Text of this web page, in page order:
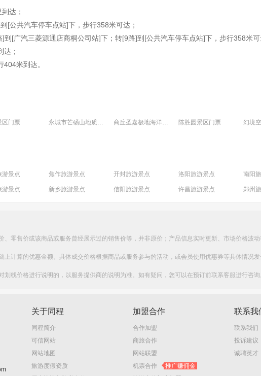
达；
[公共汽车停车点站]下，步行358米可达；
[广汽三菱源通店商桐公司站]下；转[9路]到[公共汽车停车点站]下，步行358米可
；
米到达。
区门票 永城市芒砀山地质公园门票 商丘圣嘉极地海洋世界门票 陈胜园景区门票
游景点 焦作旅游景点 开封旅游景点 洛阳旅游景点 南阳
游景点 新乡旅游景点 信阳旅游景点 许昌旅游景点 郑州
、零售价或该商品或服务曾经展示过的销售价等，并非原价；产品信息实时更新、市场价格波
计算的优惠金额。具体成交价格根据商品或服务参与的活动，或会员使用优惠券等具体情况
线价格进行说明的，以服务提供商的说明为准。如有疑问，您可以在预订前联系客服进行咨询
关于同程
同程简介
可信网站
网站地图
旅游度假资质
加盟合作
合作加盟
商旅合作
网站联盟
机票合作
推广赚佣金
联系我
联系我们
投诉建议
诚聘英才